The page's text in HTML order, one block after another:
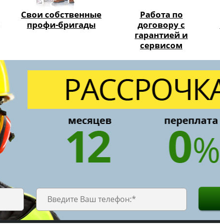
Свои собственные
профи-бригады
Работа по
договору с
гарантией и
сервисом